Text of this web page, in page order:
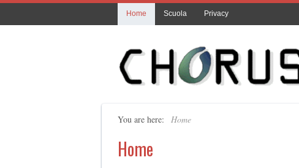
Home Scuola Privacy
You are here: Home
Home